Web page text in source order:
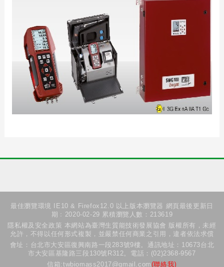
最佳瀏覽環境 IE10 & Firefox12.0 以上版本瀏覽器 網頁最後更新日
期﹕2020-02-29 累積瀏覽人數：213619
隱私權及安全政策 本網站為臺灣生質能技術發展協會 版權所有，未經
允許，不得以任何形式複製，並嚴禁任何商業之引用，違者依法求償
會址：台北市大安區復興南路一段283號9樓。通訊地址：10673台北
市大安區基隆路三段130號R312。電話：(02)2368-9567
信箱:twbiomass2017@gmail.com(聯絡我)